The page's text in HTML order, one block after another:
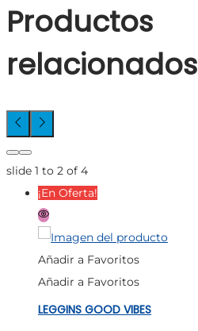
Productos
relacionados
slide 1 to 2 of 4
¡En Oferta!
Añadir a Favoritos
Añadir a Favoritos
LEGGINS GOOD VIBES